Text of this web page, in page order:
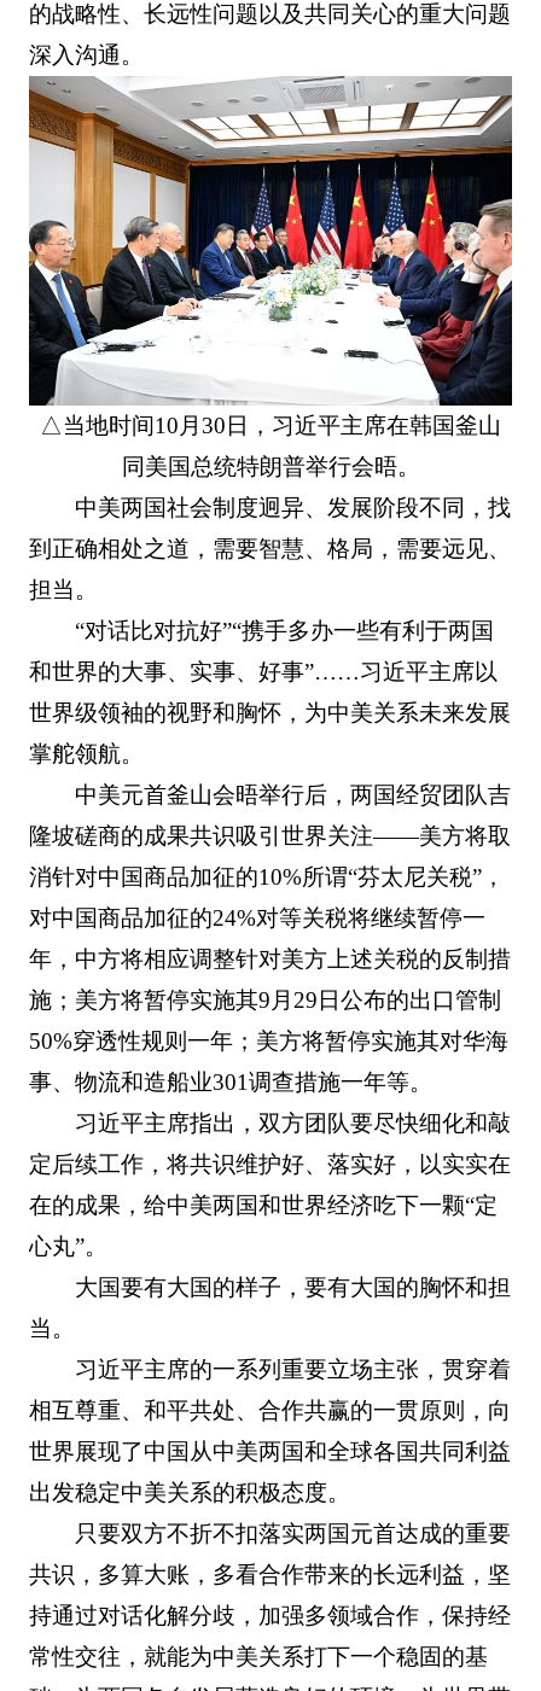
的战略性、长远性问题以及共同关心的重大问题
深入沟通。
△当地时间10月30日，习近平主席在韩国釜山
同美国总统特朗普举行会晤。
中美两国社会制度迥异、发展阶段不同，找
到正确相处之道，需要智慧、格局，需要远见、
担当。
“对话比对抗好”“携手多办一些有利于两国
和世界的大事、实事、好事”……习近平主席以
世界级领袖的视野和胸怀，为中美关系未来发展
掌舵领航。
中美元首釜山会晤举行后，两国经贸团队吉
隆坡磋商的成果共识吸引世界关注——美方将取
消针对中国商品加征的10%所谓“芬太尼关税”，
对中国商品加征的24%对等关税将继续暂停一
年，中方将相应调整针对美方上述关税的反制措
施；美方将暂停实施其9月29日公布的出口管制
50%穿透性规则一年；美方将暂停实施其对华海
事、物流和造船业301调查措施一年等。
习近平主席指出，双方团队要尽快细化和敲
定后续工作，将共识维护好、落实好，以实实在
在的成果，给中美两国和世界经济吃下一颗“定
心丸”。
大国要有大国的样子，要有大国的胸怀和担
当。
习近平主席的一系列重要立场主张，贯穿着
相互尊重、和平共处、合作共赢的一贯原则，向
世界展现了中国从中美两国和全球各国共同利益
出发稳定中美关系的积极态度。
只要双方不折不扣落实两国元首达成的重要
共识，多算大账，多看合作带来的长远利益，坚
持通过对话化解分歧，加强多领域合作，保持经
常性交往，就能为中美关系打下一个稳固的基